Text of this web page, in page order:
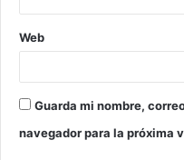
Web
Guarda mi nombre,
navegador para la próxima